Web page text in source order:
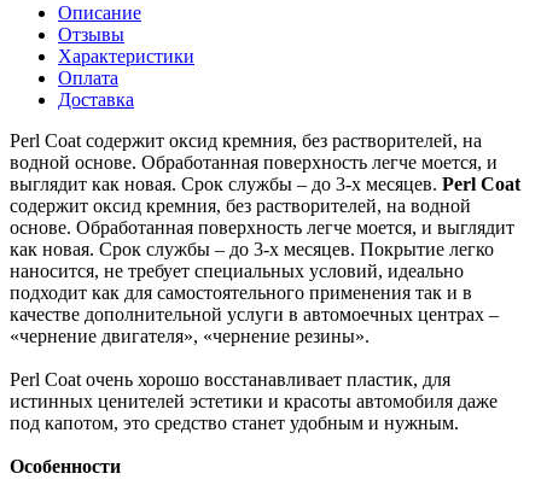
Описание
Отзывы
Характеристики
Оплата
Доставка
Perl Coat содержит оксид кремния, без растворителей, на
водной основе. Обработанная поверхность легче моется, и
выглядит как новая. Срок службы – до 3-х месяцев. Perl Coat
содержит оксид кремния, без растворителей, на водной
основе. Обработанная поверхность легче моется, и выглядит
как новая. Срок службы – до 3-х месяцев. Покрытие легко
наносится, не требует специальных условий, идеально
подходит как для самостоятельного применения так и в
качестве дополнительной услуги в автомоечных центрах –
«чернение двигателя», «чернение резины».
Perl Coat очень хорошо восстанавливает пластик, для
истинных ценителей эстетики и красоты автомобиля даже
под капотом, это средство станет удобным и нужным.
Особенности